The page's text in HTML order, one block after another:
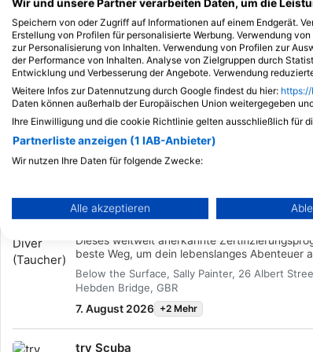
38 2
bieten.
14
Kurse
Dieses weltweit anerkannte
beste Weg, um dein lebenslanges Abenteuer
zertifizierter Scuba Diver zu beginnen.
wird mit praktischen Übungen im Wasser
sicherzustellen, dass du die Fertigkeiten und
hast, die du brauchst, um dich unter Wasser
zu fühlen. Du wirst die SSI Scuba Diver
Ausrüstungsgegenstände, Pool-Sessions,
Below the Surface, Sally Painter, 26 Albert
Hebden Bridge, GBR
7. August 2026 +2 Mehr
try Scuba
Wir und unsere Partner verarbeiten Daten, um die
Speichern von oder Zugriff auf Informationen auf einem Endgerät.
Erstellung von Profilen für personalisierte Werbung. Verwendung
zur Personalisierung von Inhalten. Verwendung von Profilen zur
der Performance von Inhalten. Analyse von Zielgruppen durch
Entwicklung und Verbesserung der Angebote. Verwendung
Weitere Infos zur Datennutzung durch Google findest du hier:
Daten können außerhalb der Europäischen Union weitergegeben
Ihre Einwilligung und die cookie Richtlinie gelten ausschließlich für
Partnerliste anzeigen (1 IAB-Anbieter)
Wir nutzen Ihre Daten für folgende Zwecke:
Speichern von oder Zugriff auf Informationen auf
Erstellung von Profilen für personalisierte Werbung
Verwendung von Profilen zur Auswahl
Erstellung von Profilen zur Personalisierung von
Alle akzeptieren